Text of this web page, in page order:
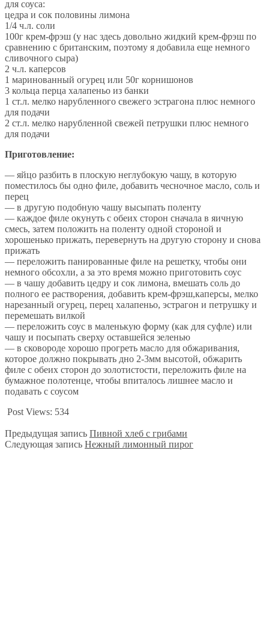
для соуса:
цедра и сок половины лимона
1/4 ч.л. соли
100г крем-фрэш (у нас здесь довольно жидкий крем-фрэш по
сравнению с британским, поэтому я добавила еще немного
сливочного сыра)
2 ч.л. каперсов
1 маринованный огурец или 50г корнишонов
3 кольца перца халапеньо из банки
1 ст.л. мелко нарубленного свежего эстрагона плюс немного
для подачи
2 ст.л. мелко нарубленной свежей петрушки плюс немного
для подачи
Приготовление:
— яйцо разбить в плоскую неглубокую чашу, в которую
поместилось бы одно филе, добавить чесночное масло, соль и
перец
— в другую подобную чашу высыпать поленту
— каждое филе окунуть с обеих сторон сначала в яичную
смесь, затем положить на поленту одной стороной и
хорошенько прижать, перевернуть на другую сторону и снова
прижать
— переложить панированные филе на решетку, чтобы они
немного обсохли, а за это время можно приготовить соус
— в чашу добавить цедру и сок лимона, вмешать соль до
полного ее растворения, добавить крем-фрэш,каперсы, мелко
нарезанный огурец, перец халапеньо, эстрагон и петрушку и
перемешать вилкой
— переложить соус в маленькую форму (как для суфле) или
чашу и посыпать сверху оставшейся зеленью
— в сковороде хорошо прогреть масло для обжаривания,
которое должно покрывать дно 2-3мм высотой, обжарить
филе с обеих сторон до золотистости, переложить филе на
бумажное полотенце, чтобы впиталось лишнее масло и
подавать с соусом
Post Views: 534
Предыдущая запись Пивной хлеб с грибами
Следующая запись Нежный лимонный пирог